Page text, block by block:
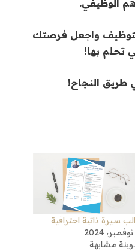
الوظيفي.
واجعل فرصتك
تحلم بها!
طريق النجاح!
سيرة ذاتية احترافية
مشابهة